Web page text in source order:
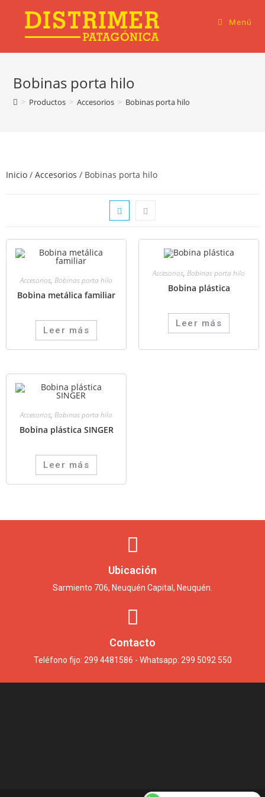
Menú
Bobinas porta hilo
> Productos > Accesorios > Bobinas porta hilo
Inicio / Accesorios / Bobinas porta hilo
Accesorios, Bobinas porta hilo
Bobina metálica familiar
Leer más
Accesorios, Bobinas porta hilo
Bobina plástica
Leer más
Accesorios, Bobinas porta hilo
Bobina plástica SINGER
Leer más
Ubicación
Sarmiento 706, Neuquén Capital, Neuquén.
Contacto
Teléfono fijo: 299 4481586 - Whatsapp: 299 5092 550